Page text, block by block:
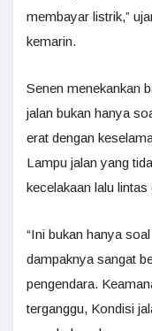
membayar listrik,”
kemarin.
Senen menekankan
jalan bukan hanya
erat dengan
Lampu jalan yang
kecelakaan lalu
“Ini bukan hanya
dampaknya sangat
pengendara.
terganggu, Kondisi